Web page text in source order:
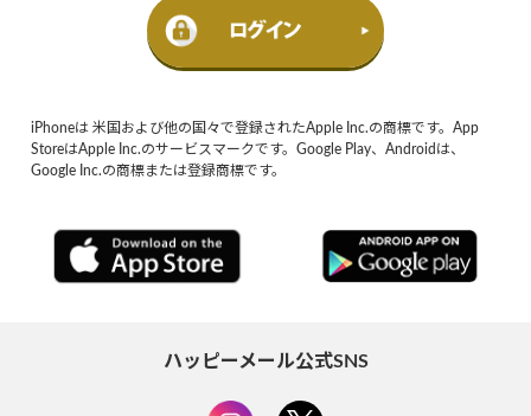
iPhoneは 米国および他の国々で登録されたApple Inc.の商標です。App
StoreはApple Inc.のサービスマークです。Google Play、Androidは、
Google Inc.の商標または登録商標です。
ハッピーメール公式SNS